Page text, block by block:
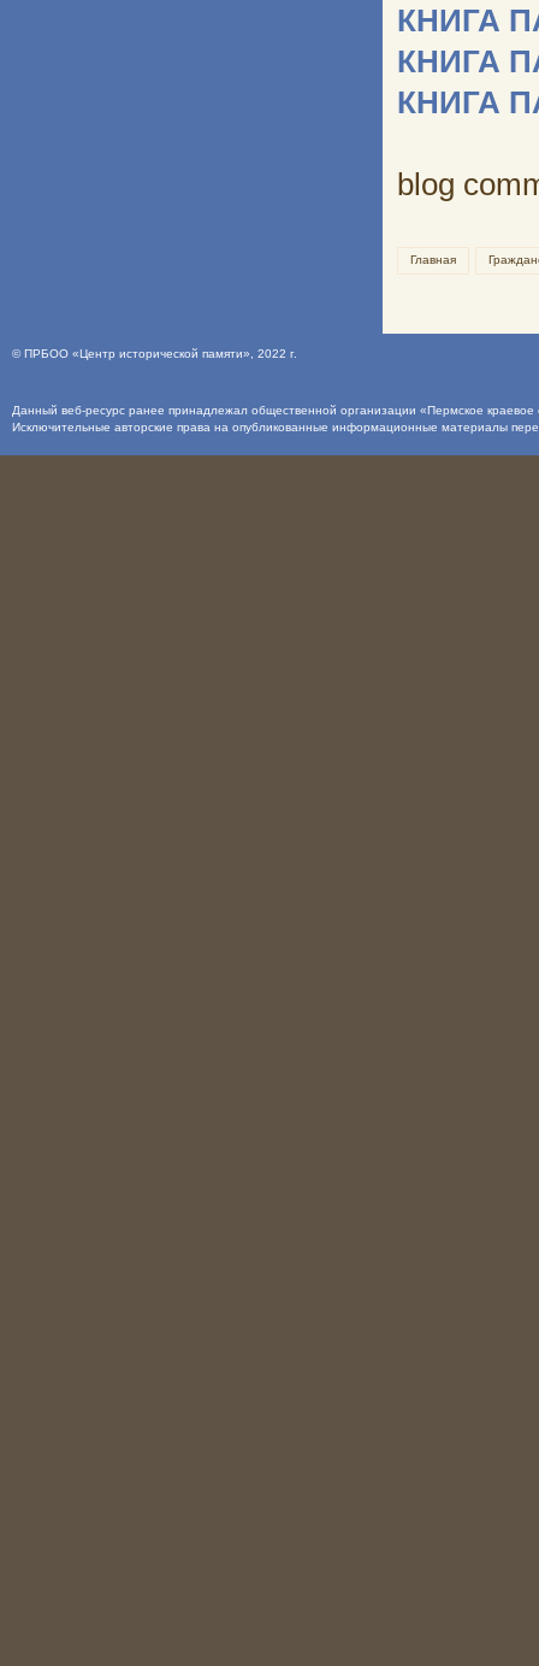
КНИГА
КНИГА
КНИГА
blog
Главная
© ПРБОО «Центр исторической памяти», 2022 г.
Данный веб-ресурс ранее принадлежал общественной организации «Пермское
Исключительные авторские права на опубликованные информационные материалы